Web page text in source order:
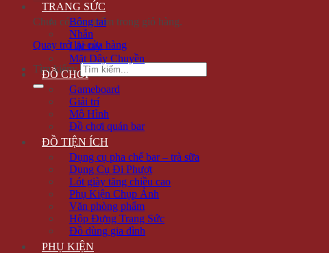
Chưa có sản phẩm trong giỏ hàng.
Quay trở lại cửa hàng
Tìm kiếm:
TRANG SỨC
Bông tai
Nhẫn
Lắc tay
Mặt Dây Chuyền
ĐỒ CHƠI
Gameboard
Giải trí
Mô Hình
Đồ chơi quán bar
ĐỒ TIỆN ÍCH
Dụng cụ pha chế bar – trà sữa
Dụng Cụ Đi Phượt
Lót giày tăng chiều cao
Phụ Kiện Chụp Ảnh
Văn phòng phẩm
Hộp Đựng Trang Sức
Đồ dùng gia đình
PHỤ KIỆN